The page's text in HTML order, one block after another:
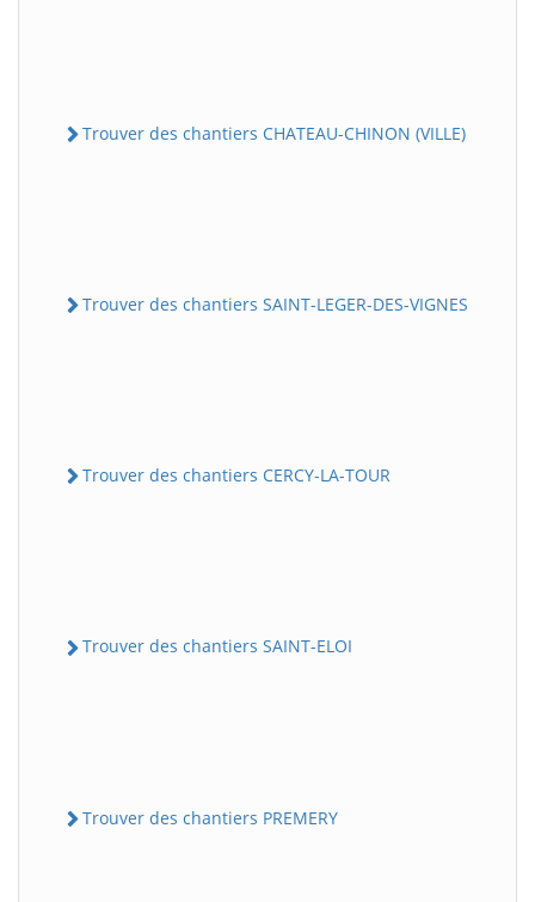
Trouver des chantiers CHATEAU-CHINON (VILLE)
Trouver des chantiers SAINT-LEGER-DES-VIGNES
Trouver des chantiers CERCY-LA-TOUR
Trouver des chantiers SAINT-ELOI
Trouver des chantiers PREMERY